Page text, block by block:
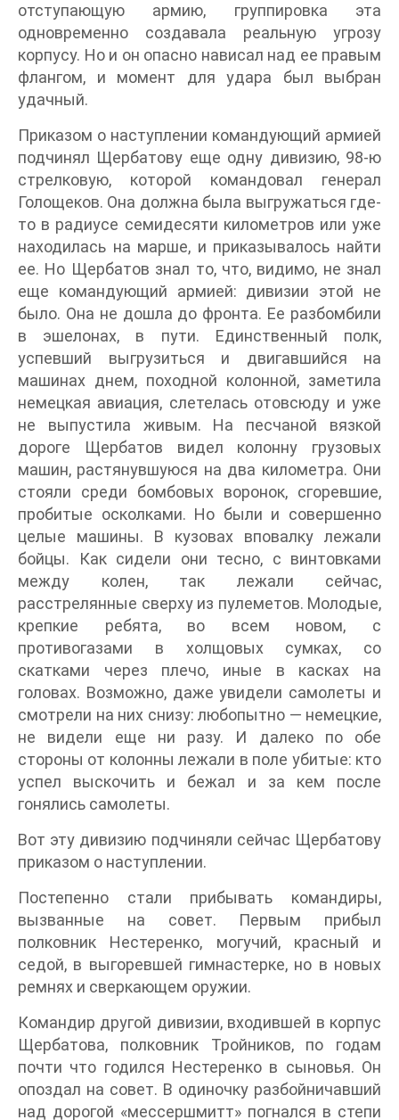
отступающую армию, группировка эта
одновременно создавала реальную угрозу
корпусу. Но и он опасно нависал над ее правым
флангом, и момент для удара был выбран
удачный.
Приказом о наступлении командующий армией
подчинял Щербатову еще одну дивизию, 98-ю
стрелковую, которой командовал генерал
Голощеков. Она должна была выгружаться где-
то в радиусе семидесяти километров или уже
находилась на марше, и приказывалось найти
ее. Но Щербатов знал то, что, видимо, не знал
еще командующий армией: дивизии этой не
было. Она не дошла до фронта. Ее разбомбили
в эшелонах, в пути. Единственный полк,
успевший выгрузиться и двигавшийся на
машинах днем, походной колонной, заметила
немецкая авиация, слетелась отовсюду и уже
не выпустила живым. На песчаной вязкой
дороге Щербатов видел колонну грузовых
машин, растянувшуюся на два километра. Они
стояли среди бомбовых воронок, сгоревшие,
пробитые осколками. Но были и совершенно
целые машины. В кузовах вповалку лежали
бойцы. Как сидели они тесно, с винтовками
между колен, так лежали сейчас,
расстрелянные сверху из пулеметов. Молодые,
крепкие ребята, во всем новом, с
противогазами в холщовых сумках, со
скатками через плечо, иные в касках на
головах. Возможно, даже увидели самолеты и
смотрели на них снизу: любопытно — немецкие,
не видели еще ни разу. И далеко по обе
стороны от колонны лежали в поле убитые: кто
успел выскочить и бежал и за кем после
гонялись самолеты.
Вот эту дивизию подчиняли сейчас Щербатову
приказом о наступлении.
Постепенно стали прибывать командиры,
вызванные на совет. Первым прибыл
полковник Нестеренко, могучий, красный и
седой, в выгоревшей гимнастерке, но в новых
ремнях и сверкающем оружии.
Командир другой дивизии, входившей в корпус
Щербатова, полковник Тройников, по годам
почти что годился Нестеренко в сыновья. Он
опоздал на совет. В одиночку разбойничавший
над дорогой «мессершмитт» погнался в степи